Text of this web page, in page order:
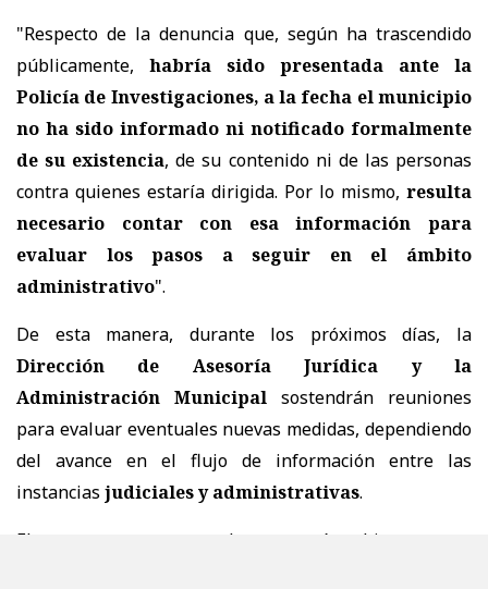
"Respecto de la denuncia que, según ha trascendido
públicamente, habría sido presentada ante la
Policía de Investigaciones, a la fecha el municipio
no ha sido informado ni notificado formalmente
de su existencia, de su contenido ni de las personas
contra quienes estaría dirigida. Por lo mismo, resulta
necesario contar con esa información para
evaluar los pasos a seguir en el ámbito
administrativo".
De esta manera, durante los próximos días, la
Dirección de Asesoría Jurídica y la
Administración Municipal sostendrán reuniones
para evaluar eventuales nuevas medidas, dependiendo
del avance en el flujo de información entre las
instancias judiciales y administrativas.
El caso permanece, por ahora, con vías abiertas tanto